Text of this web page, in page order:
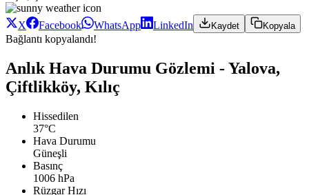
X Facebook WhatsApp LinkedIn Kaydet Kopyala
Bağlantı kopyalandı!
Anlık Hava Durumu Gözlemi - Yalova,
Çiftlikköy, Kılıç
Hissedilen
37°C
Hava Durumu
Güneşli
Basınç
1006 hPa
Rüzgar Hızı